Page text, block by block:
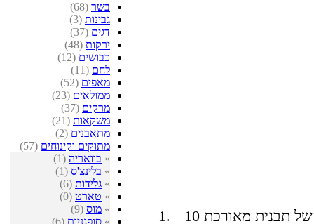
בשר (68)
גבינות (3)
דגים (37)
ירקות (48)
כבושים (12)
לחם (11)
מאפים (52)
ממולאים (23)
מרקים (37)
משקאות (21)
מתאבנים (2)
מתוקים וקינוחים (57)
» בוואריה (1)
» בלינצ'ס (1)
» גלידות (6)
» טארט (0)
» מוס (9)
» סופגניות (6)
מרפדים את התחתית ואת הדפנות של תבנית מאורכת 10x20